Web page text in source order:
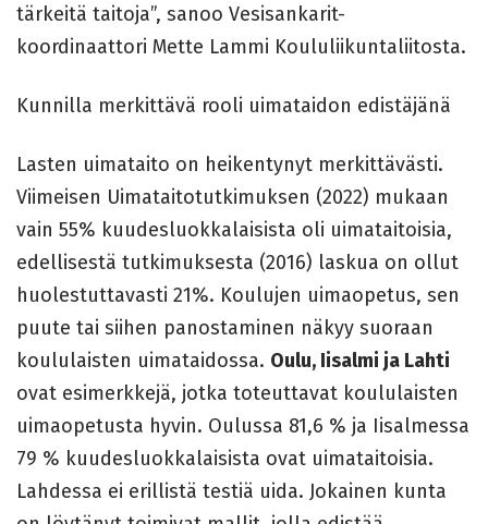
tärkeitä taitoja”, sanoo Vesisankarit-
koordinaattori Mette Lammi Koululiikuntaliitosta.
Kunnilla merkittävä rooli uimataidon edistäjänä
Lasten uimataito on heikentynyt merkittävästi.
Viimeisen Uimataitotutkimuksen (2022) mukaan
vain 55% kuudesluokkalaisista oli uimataitoisia,
edellisestä tutkimuksesta (2016) laskua on ollut
huolestuttavasti 21%. Koulujen uimaopetus, sen
puute tai siihen panostaminen näkyy suoraan
koululaisten uimataidossa. Oulu, Iisalmi ja Lahti
ovat esimerkkejä, jotka toteuttavat koululaisten
uimaopetusta hyvin. Oulussa 81,6 % ja Iisalmessa
79 % kuudesluokkalaisista ovat uimataitoisia.
Lahdessa ei erillistä testiä uida. Jokainen kunta